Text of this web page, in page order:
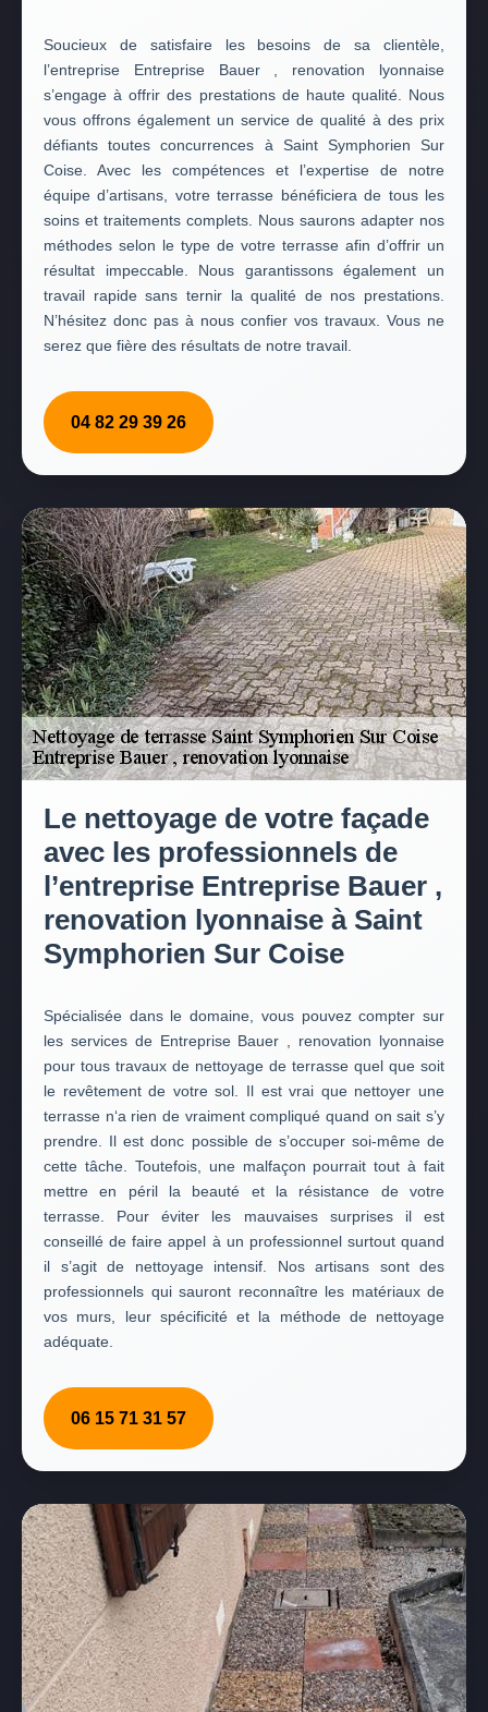
Soucieux de satisfaire les besoins de sa clientèle,
l’entreprise Entreprise Bauer , renovation lyonnaise
s’engage à offrir des prestations de haute qualité. Nous
vous offrons également un service de qualité à des prix
défiants toutes concurrences à Saint Symphorien Sur
Coise. Avec les compétences et l’expertise de notre
équipe d’artisans, votre terrasse bénéficiera de tous les
soins et traitements complets. Nous saurons adapter nos
méthodes selon le type de votre terrasse afin d’offrir un
résultat impeccable. Nous garantissons également un
travail rapide sans ternir la qualité de nos prestations.
N’hésitez donc pas à nous confier vos travaux. Vous ne
serez que fière des résultats de notre travail.
04 82 29 39 26
Le nettoyage de votre façade
avec les professionnels de
l’entreprise Entreprise Bauer ,
renovation lyonnaise à Saint
Symphorien Sur Coise
Spécialisée dans le domaine, vous pouvez compter sur
les services de Entreprise Bauer , renovation lyonnaise
pour tous travaux de nettoyage de terrasse quel que soit
le revêtement de votre sol. Il est vrai que nettoyer une
terrasse n‘a rien de vraiment compliqué quand on sait s’y
prendre. Il est donc possible de s’occuper soi-même de
cette tâche. Toutefois, une malfaçon pourrait tout à fait
mettre en péril la beauté et la résistance de votre
terrasse. Pour éviter les mauvaises surprises il est
conseillé de faire appel à un professionnel surtout quand
il s’agit de nettoyage intensif. Nos artisans sont des
professionnels qui sauront reconnaître les matériaux de
vos murs, leur spécificité et la méthode de nettoyage
adéquate.
06 15 71 31 57